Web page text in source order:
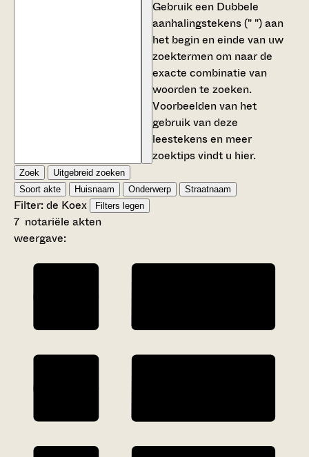
Gebruik een Dubbele
aanhalingstekens (" ")aan
het begin en einde van uw
zoektermen om naar de
exacte combinatie van
woorden te zoeken.
Voorbeelden van het
gebruik van deze
leestekens en meer
zoektips vindt u hier.
Zoek
Uitgebreid zoeken
Soort akte
Huisnaam Onderwerp Straatnaam
Filter:de Koex Filters legen
7 notariële akten
weergave: